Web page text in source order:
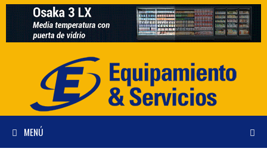
Saltar
contenido
MENÚ